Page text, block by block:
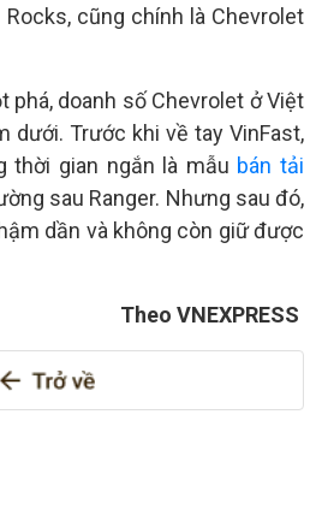
Rocks, cũng chính là Chevrolet
phá, doanh số Chevrolet ở Việt
dưới. Trước khi về tay VinFast,
thời gian ngắn là mẫu bán tải
sau Ranger. Nhưng sau đó,
dần và không còn giữ được
Theo VNEXPRESS